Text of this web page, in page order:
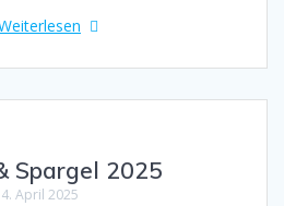
Spargel 2025
4. April 2025